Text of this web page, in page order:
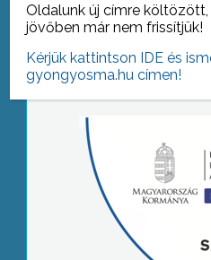
Tovább az
Oldalunk új címre
jövőben már nem frissítjük!
Kérjük kattintson IDE és
gyongyosma.hu címen!